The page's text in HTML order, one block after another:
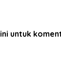
untuk